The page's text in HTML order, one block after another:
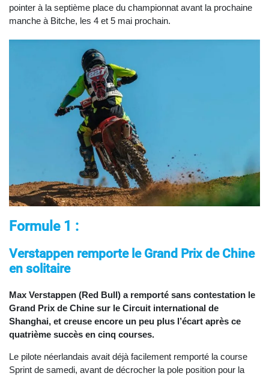
pointer à la septième place du championnat avant la prochaine
manche à Bitche, les 4 et 5 mai prochain.
Formule 1 :
Verstappen remporte le Grand Prix de Chine
en solitaire
Max Verstappen (Red Bull) a remporté sans contestation le
Grand Prix de Chine sur le Circuit international de
Shanghai, et creuse encore un peu plus l’écart après ce
quatrième succès en cinq courses.
Le pilote néerlandais avait déjà facilement remporté la course
Sprint de samedi, avant de décrocher la pole position pour la